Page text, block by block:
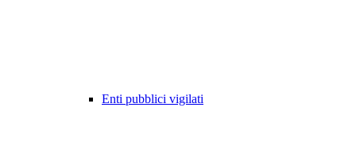
Enti pubblici vigilati